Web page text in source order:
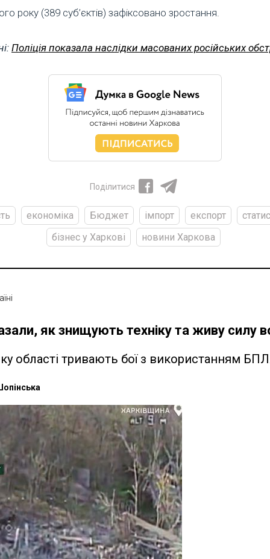
року (389 суб’єктів) зафіксовано зростання.
Поліція показала наслідки масованих російських
Поділитися
економіка Бюджет імпорт експорт
бізнес у Харкові
новини Харкова
як знищують техніку та живу силу
області тривають бої з використанням